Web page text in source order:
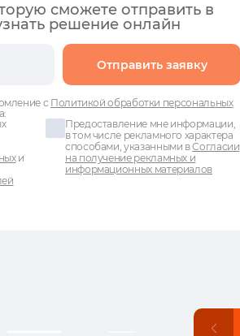
сможете отправить в
решение онлайн
Отправить заявку
с Политикой обработки персональных
и
Предоставление мне информации,
в том числе рекламного характера
способами, указанными вСогласии
на получение рекламных и
информационных материалов